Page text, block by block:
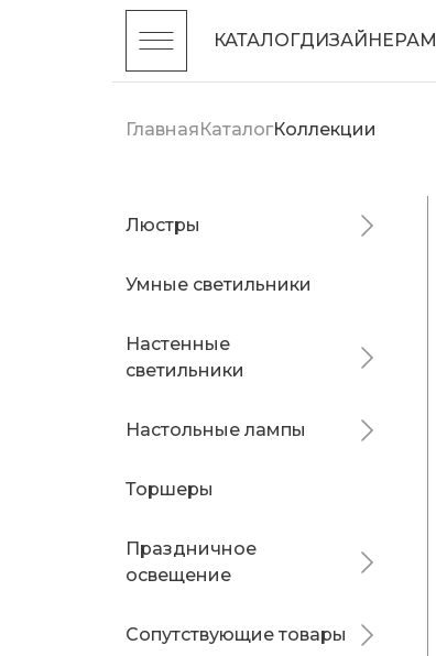
КАТАЛОГДИЗАЙНЕРАМ
ГлавнаяКаталогКоллекции
Люстры
Умные светильники
Настенные
светильники
Настольные лампы
Торшеры
Праздничное
освещение
Сопутствующие товары